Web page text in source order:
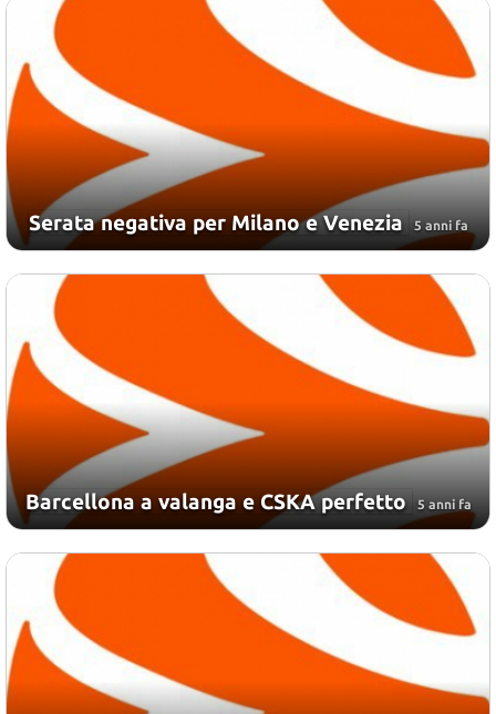
Serata negativa per Milano e Venezia 5 anni fa
Barcellona a valanga e CSKA perfetto 5 anni fa